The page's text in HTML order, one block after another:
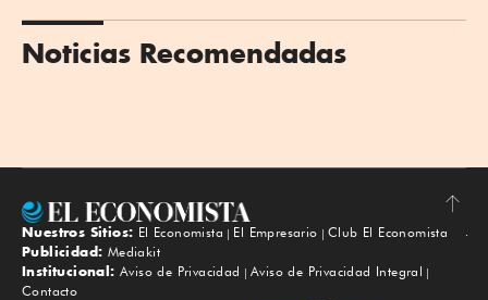
Noticias Recomendadas
Subir
Nuestros Sitios: El Economista El Empresario
Club El Economista
Publicidad: Mediakit
Institucional: Aviso de Privacidad
Aviso de Privacidad Integral
Contacto